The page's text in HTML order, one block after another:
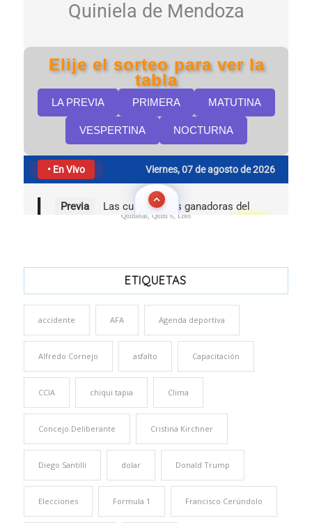
Quinielas, Quini 6, Loto
ETIQUETAS
accidente AFA Agenda deportiva
Alfredo Cornejo asfalto Capacitación
CCIA chiqui tapia Clima
Concejo Deliberante Cristina Kirchner
Diego Santilli dolar Donald Trump
Elecciones Formula 1 Francisco Cerúndolo